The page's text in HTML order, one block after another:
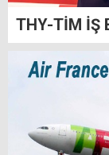
THY-TİM İŞ